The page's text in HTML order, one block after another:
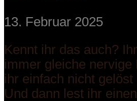
13. Februar 2025
Kennt ihr das auch?
immer gleiche nervige
ihr einfach nicht
Und dann lest ihr